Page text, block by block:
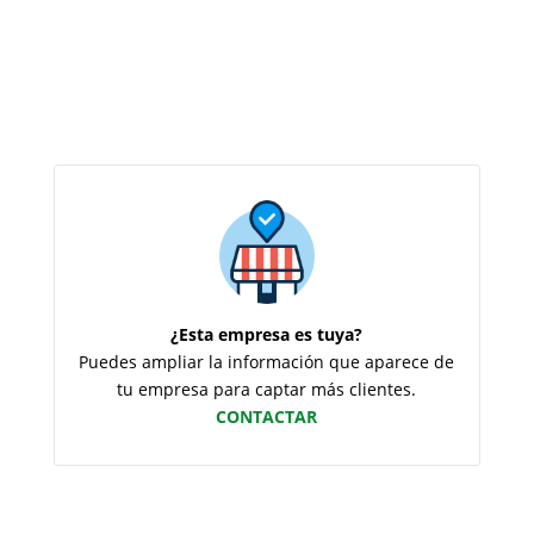
¿Esta empresa es tuya?
Puedes ampliar la información que aparece de
tu empresa para captar más clientes.
CONTACTAR